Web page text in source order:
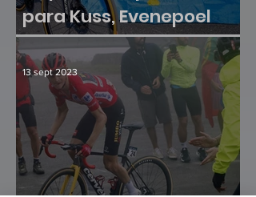
para Kuss, Evenepoel
sumó otra victoria
13 sept 2023